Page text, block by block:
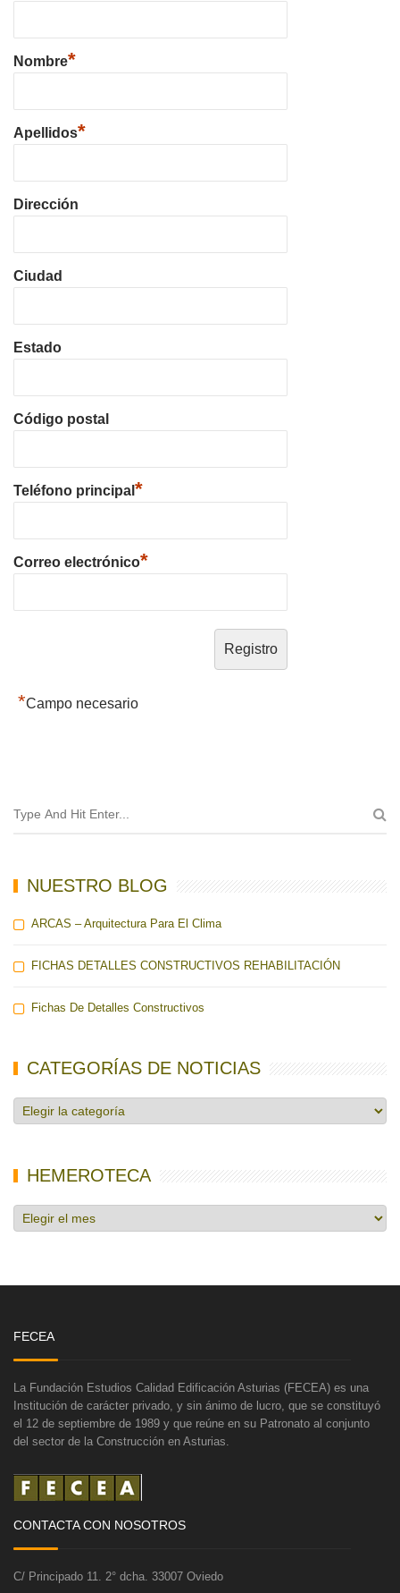
Nombre*
Apellidos*
Dirección
Ciudad
Estado
Código postal
Teléfono principal *
Correo electrónico*
*Campo necesario
NUESTRO BLOG
ARCAS – Arquitectura Para El Clima
FICHAS DETALLES CONSTRUCTIVOS REHABILITACIÓN
Fichas De Detalles Constructivos
CATEGORÍAS DE NOTICIAS
Categorías
de
HEMEROTECA
Hemeroteca
FECEA
La Fundación Estudios Calidad Edificación Asturias (FECEA) es una
Institución de carácter privado, y sin ánimo de lucro, que se constituyó
el 12 de septiembre de 1989 y que reúne en su Patronato al conjunto
del sector de la Construcción en Asturias.
CONTACTA CON NOSOTROS
C/ Principado 11. 2° dcha. 33007 Oviedo